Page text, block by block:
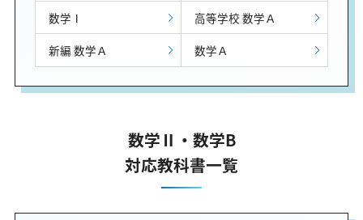
数学Ⅰ
高等学校 数学Ａ
新編 数学Ａ
数学Ａ
数学Ⅱ・数学B
対応教科書一覧